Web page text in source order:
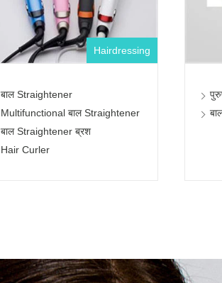
Hairdressing
बाल Straightener
Multifunctional बाल Straightener
बाल Straightener ब्रश
Hair Curler